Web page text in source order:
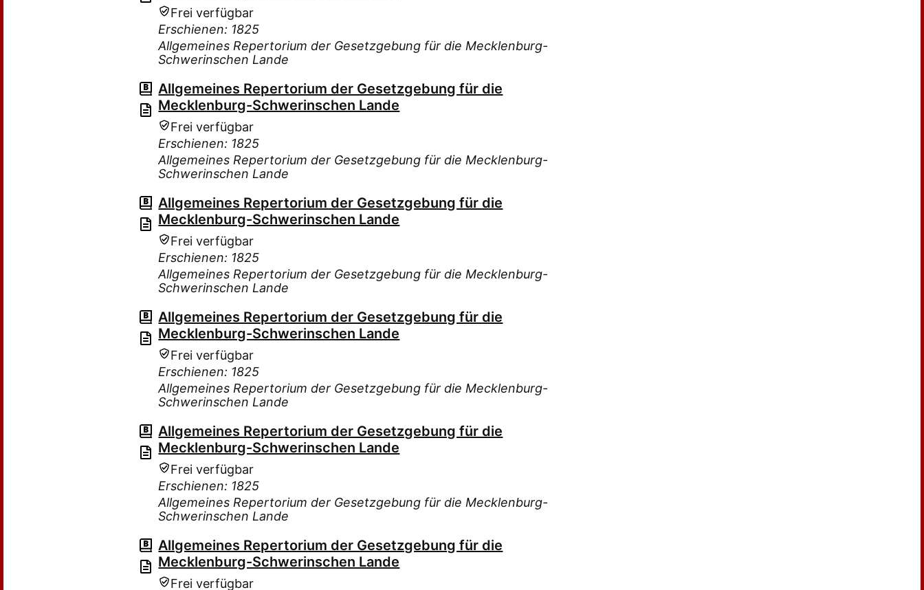
Frei verfügbar
Erschienen: 1825
Allgemeines Repertorium der Gesetzgebung für die Mecklenburg-
Schwerinschen Lande
Allgemeines Repertorium der Gesetzgebung für die
Mecklenburg-Schwerinschen Lande
Frei verfügbar
Erschienen: 1825
Allgemeines Repertorium der Gesetzgebung für die Mecklenburg-
Schwerinschen Lande
Allgemeines Repertorium der Gesetzgebung für die
Mecklenburg-Schwerinschen Lande
Frei verfügbar
Erschienen: 1825
Allgemeines Repertorium der Gesetzgebung für die Mecklenburg-
Schwerinschen Lande
Allgemeines Repertorium der Gesetzgebung für die
Mecklenburg-Schwerinschen Lande
Frei verfügbar
Erschienen: 1825
Allgemeines Repertorium der Gesetzgebung für die Mecklenburg-
Schwerinschen Lande
Allgemeines Repertorium der Gesetzgebung für die
Mecklenburg-Schwerinschen Lande
Frei verfügbar
Erschienen: 1825
Allgemeines Repertorium der Gesetzgebung für die Mecklenburg-
Schwerinschen Lande
Allgemeines Repertorium der Gesetzgebung für die
Mecklenburg-Schwerinschen Lande
Frei verfügbar